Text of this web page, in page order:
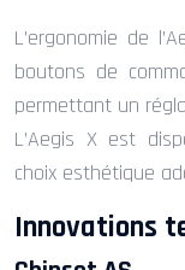
L’ergonomie de
boutons de
permettant un
L’Aegis X est
choix esthétique
Innovations